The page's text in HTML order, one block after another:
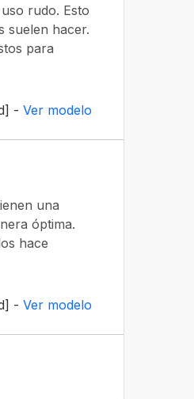
rudo. Esto
suelen hacer.
para
- Ver modelo
una
óptima.
hace
- Ver modelo